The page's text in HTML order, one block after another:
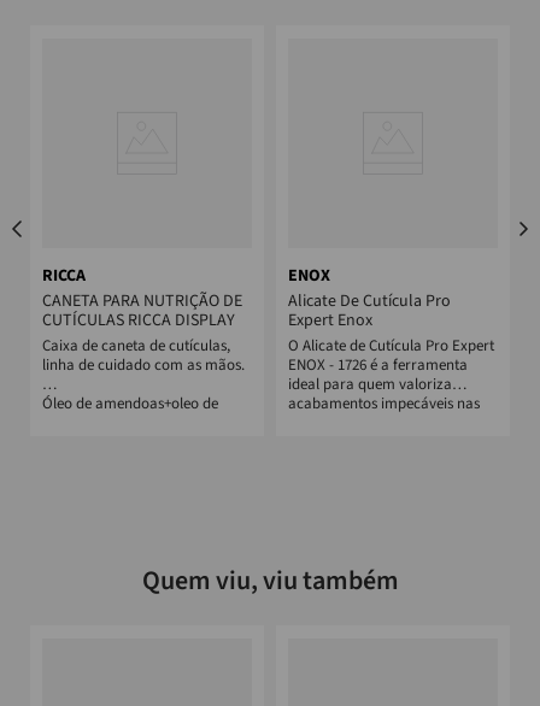
RICCA
CANETA PARA NUTRIÇÃO DE
CUTÍCULAS RICCA DISPLAY
Caixa de caneta de cutículas,
linha de cuidado com as mãos.
Óleo de amendoas+oleo de
ENOX
Alicate De Cutícula Pro
Expert Enox
O Alicate de Cutícula Pro Expert
ENOX - 1726 é a ferramenta
ideal para quem valoriza
acabamentos impecáveis nas
Quem viu, viu também